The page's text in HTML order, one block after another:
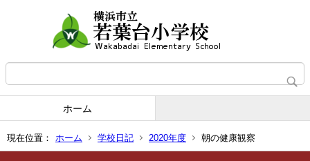
ホーム
現在位置： ホーム 学校日記 2020年度 朝の健康観察